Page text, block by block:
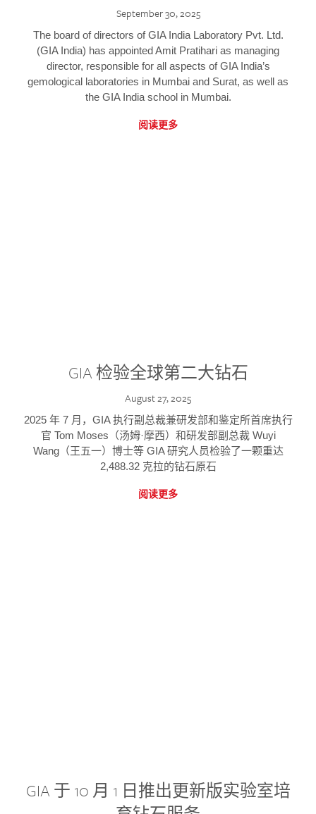
September 30, 2025
The board of directors of GIA India Laboratory Pvt. Ltd.
(GIA India) has appointed Amit Pratihari as managing
director, responsible for all aspects of GIA India’s
gemological laboratories in Mumbai and Surat, as well as
the GIA India school in Mumbai.
阅读更多
GIA 检验全球第二大钻石
August 27, 2025
2025 年 7 月，GIA 执行副总裁兼研发部和鉴定所首席执行
官 Tom Moses（汤姆·摩西）和研发部副总裁 Wuyi
Wang（王五一）博士等 GIA 研究人员检验了一颗重达
2,488.32 克拉的钻石原石
阅读更多
GIA 于 10 月 1 日推出更新版实验室培